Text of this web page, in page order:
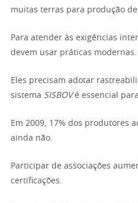
muitas terras para produção
Para atender às exigências
devem usar práticas modernas.
Eles precisam adotar
sistema SISBOVé essencial
Em 2009, 17% dos produtores
ainda não.
Participar de associações
certificações.